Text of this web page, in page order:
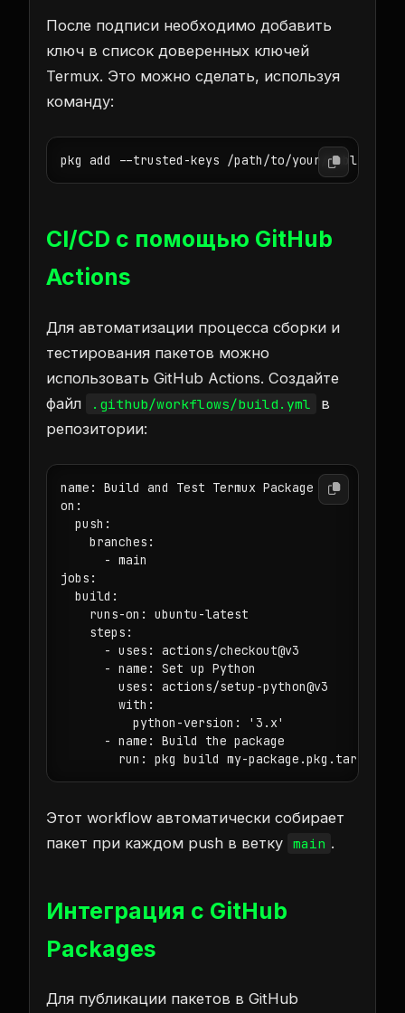
После подписи необходимо добавить
ключ в список доверенных ключей
Termux. Это можно сделать, используя
команду:
CI/CD с помощью GitHub
Actions
Для автоматизации процесса сборки и
тестирования пакетов можно
использовать GitHub Actions. Создайте
файл
.github/workflows/build.yml
в
репозитории:
name: Build and Test Termux Package
on:
  push:
    branches:
      - main
jobs:
  build:
    runs-on: ubuntu-latest
    steps:
      - uses: actions/checkout@v3
      - name: Set up Python
        uses: actions/setup-python@v3
        with:
          python-version: '3.x'
      - name: Build the package
Этот workflow автоматически собирает
пакет при каждом push в ветку main .
Интеграция с GitHub
Packages
Для публикации пакетов в GitHub